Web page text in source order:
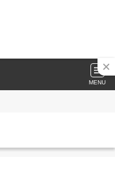
MENU